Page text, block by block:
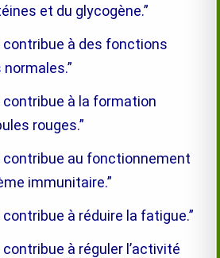
et du glycogène.”
contribue à des fonctions
contribue à la formation
rouges.”
contribue au fonctionnement
immunitaire.”
à réduire la fatigue.”
contribue à réguler l’activité